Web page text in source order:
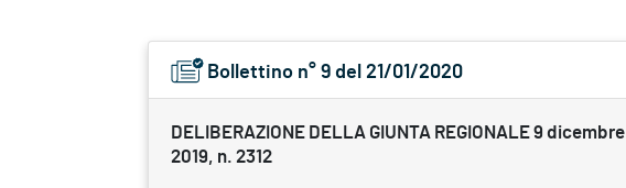
Bollettino n° 9 del 21/01/2020
DELIBERAZIONE DELLA GIUNTA REGIONALE 9 dicembre
2019, n. 2312